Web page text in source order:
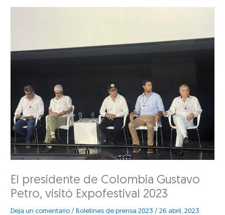
El presidente de Colombia Gustavo
Petro, visitó Expofestival 2023
Deja un comentario / Boletines de prensa 2023 /26 abril, 2023